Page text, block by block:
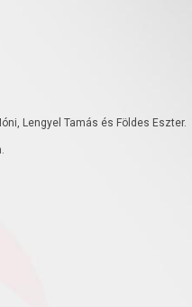
Lengyel Tamás és Földes Eszter.